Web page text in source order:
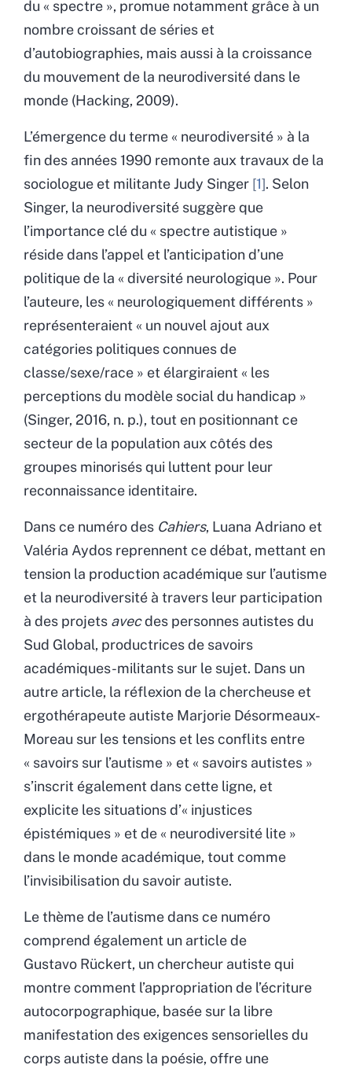
du « spectre », promue notamment grâce à un
nombre croissant de séries et
d’autobiographies, mais aussi à la croissance
du mouvement de la neurodiversité dans le
monde (Hacking, 2009).
L’émergence du terme « neurodiversité » à la
fin des années 1990 remonte aux travaux de la
sociologue et militanteJudy Singer 1 . Selon
Singer, la neurodiversité suggère que
l’importance clé du « spectre autistique »
réside dans l’appel et l’anticipation d’une
politique de la « diversité neurologique ». Pour
l’auteure, les « neurologiquement différents »
représenteraient « un nouvel ajout aux
catégories politiques connues de
classe/sexe/race » et élargiraient « les
perceptions du modèle social du handicap »
(Singer, 2016, n. p.), tout en positionnant ce
secteur de la population aux côtés des
groupes minorisés qui luttent pour leur
reconnaissance identitaire.
Dans ce numéro des Cahiers, Luana Adriano et
Valéria Aydos reprennent ce débat, mettant en
tension la production académique sur l’autisme
et la neurodiversité à travers leur participation
à des projets avecdes personnes autistes du
Sud Global, productrices de savoirs
académiques-militants sur le sujet. Dans un
autre article, la réflexion de la chercheuse et
ergothérapeute autiste Marjorie Désormeaux-
Moreau sur les tensions et les conflits entre
« savoirs sur l’autisme » et « savoirs autistes »
s’inscrit également dans cette ligne, et
explicite les situations d’« injustices
épistémiques » et de « neurodiversité lite »
dans le monde académique, tout comme
l’invisibilisation du savoir autiste.
Le thème de l’autisme dans ce numéro
comprend également un article de
Gustavo Rückert, un chercheur autiste qui
montre comment l’appropriation de l’écriture
autocorpographique, basée sur la libre
manifestation des exigences sensorielles du
corps autiste dans la poésie, offre une